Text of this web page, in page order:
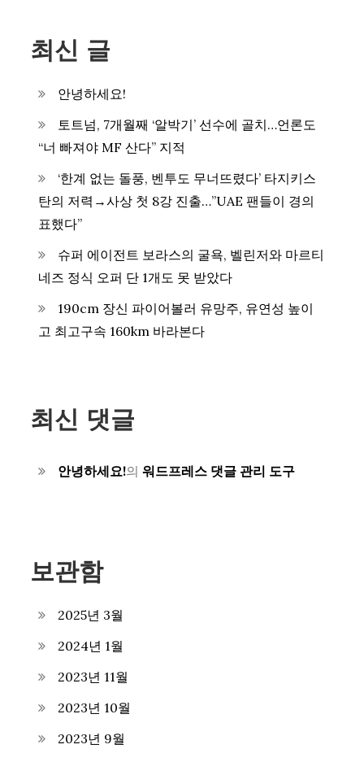
최신 글
안녕하세요!
토트넘, 7개월째 ‘알박기’ 선수에 골치…언론도
“너 빠져야 MF 산다” 지적
‘한계 없는 돌풍, 벤투도 무너뜨렸다’ 타지키스
탄의 저력→사상 첫 8강 진출…”UAE 팬들이 경의
표했다”
슈퍼 에이전트 보라스의 굴욕, 벨린저와 마르티
네즈 정식 오퍼 단 1개도 못 받았다
190cm 장신 파이어볼러 유망주, 유연성 높이
고 최고구속 160km 바라본다
최신 댓글
안녕하세요!의워드프레스 댓글 관리 도구
보관함
2025년 3월
2024년 1월
2023년 11월
2023년 10월
2023년 9월